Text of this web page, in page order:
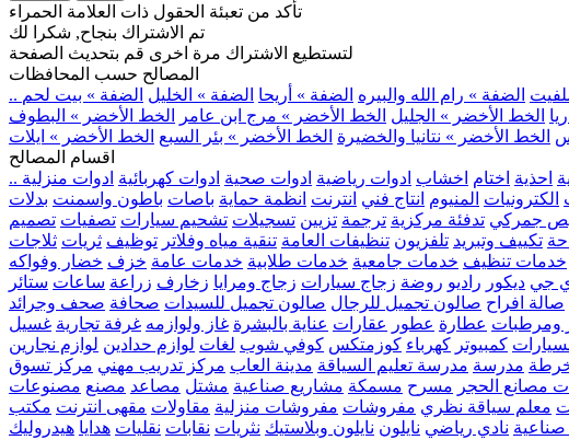
تأكد من تعبئة الحقول ذات العلامة الحمراء
تم الاشتراك بنجاح, شكرا لك
لتستطيع الاشتراك مرة اخرى قم بتحديث الصفحة
المصالح حسب المحافظات
الضفة » رام الله والبيره الضفة » أريحا الضفة » الخليل الضفة » بيت لحم
الخط الأخضر » الجليل الخط الأخضر » مرج ابن عامر
الخط الأخضر » البطوف
الخط الأخضر » نتانيا والخضيرة الخط الأخضر » بئر السبع الخط الأخضر » ايلات
اقسام المصالح
احذية اختام اخشاب ادوات رياضية ادوات صحية ادوات كهربائية ادوات منزلية
الكترونيات المنيوم انتاج فني انترنت انظمة حماية باصات باطون واسمنت بدلات
جمركي تدفئة مركزية ترجمة تزيين تسجيلات تشحيم سيارات تصفيات تصميم
تكييف وتبريد تلفزيون تنظيفات العامة تنقية مياه وفلاتر توظيف ثريات ثلاجات
خدمات تنظيف خدمات جامعية خدمات طلابية خدمات عامة خزف خضار وفواكه
جي ديكور راديو روضة زجاج سيارات زجاج ومرايا زخارف زراعة ساعات ستائر
صالة افراح صالون تجميل للرجال صالون تجميل للسيدات صحافة صحف وجرائد
ومرطبات عطارة عطور عقارات عناية بالبشرة غاز ولوازمه غرفة تجارية غسيل
كمبيوتر كهرباء كوزمتكس كوفي شوب لغات لوازم حدادين لوازم نجارين
مدرسة مدرسة تعليم السياقة مدينة العاب مركز تدريب مهني مركز تسوق
مصانع الحجر مسرح مسمكة مشاريع صناعية مشتل مصاعد مصنع مصنوعات
معلم سياقة نظري مفروشات مفروشات منزلية مقاولات مقهى انترنت مكتب
صناعية نادي رياضي نايلون نايلون وبلاستيك نثريات نقابات نقليات هدايا هيدروليك